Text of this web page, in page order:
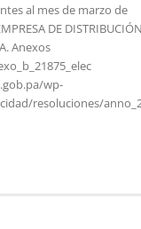
al mes de marzo de
DE DISTRIBUCIÓN
Anexos
wp-
resoluciones/